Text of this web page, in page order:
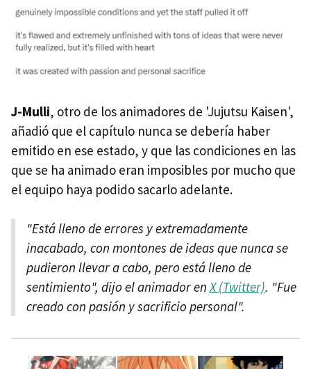
J-Mulli, otro de los animadores de 'Jujutsu Kaisen',
añadió que el capítulo nunca se debería haber
emitido en ese estado, y que las condiciones en las
que se ha animado eran imposibles por mucho que
el equipo haya podido sacarlo adelante.
"Está lleno de errores y extremadamente
inacabado, con montones de ideas que nunca se
pudieron llevar a cabo, pero está lleno de
sentimiento", dijo el animador enX (Twitter). "Fue
creado con pasión y sacrificio personal".